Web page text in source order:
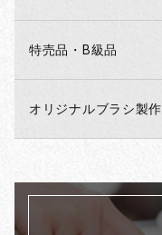
特売品・B級品
オリジナルブラシ製作